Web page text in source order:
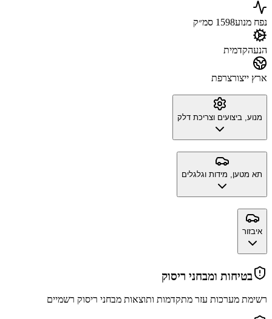
נפח מנוע1598 סמ״ק
הנעהקדמית
ארץ ייצורצרפת
מנוע, ביצועים וצריכת דלק
תא מטען, מידות וגלגלים
איבזור
בטיחות ומבחני ריסוק
רשימת מערכות עזר מתקדמות ותוצאות מבחני ריסוק רשמיים